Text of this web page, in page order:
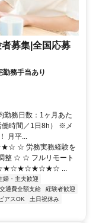
募集|全国応募
勤務手当あり
勤務日数：1ヶ月あた
働時間／1日8h） ※メ
月平...
労務実務経験を
整 ☆ ☆ フルリモート
...
婦・主夫歓迎
交通費全額支給
経験者歓迎
アスOK
土日祝休み